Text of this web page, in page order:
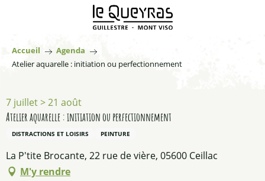
principal
Accueil
Agenda
Atelier aquarelle : initiation ou perfectionnement
7 juillet > 21 août
Atelier aquarelle : initiation ou perfectionnement
DISTRACTIONS ET LOISIRS PEINTURE
La P'tite Brocante, 22 rue de vière, 05600 Ceillac
M'y rendre